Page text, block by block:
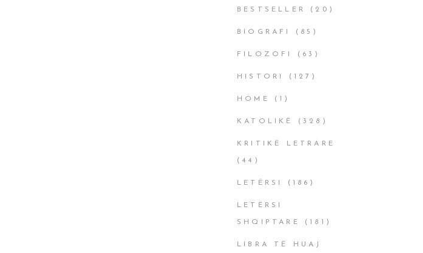
BESTSELLER (20)
BIOGRAFI (85)
FILOZOFI (63)
HISTORI (127)
HOME (1)
KATOLIKË (328)
KRITIKË LETRARE
(44)
LETËRSI (186)
LETËRSI
SHQIPTARE (181)
LIBRA TË HUAJ